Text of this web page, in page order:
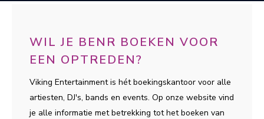
WIL JE BENR BOEKEN VOOR
EEN OPTREDEN?
Viking Entertainment is hét boekingskantoor voor alle
artiesten, DJ's, bands en events. Op onze website vind
je alle informatie met betrekking tot het boeken van